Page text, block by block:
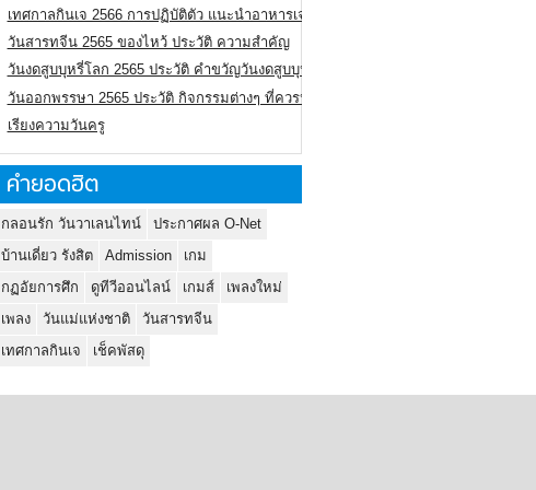
เทศกาลกินเจ 2566 การปฏิบัติตัว แนะนำอาหารเจ
วันสารทจีน 2565 ของไหว้ ประวัติ ความสำคัญ
วันงดสูบบุหรี่โลก 2565 ประวัติ คำขวัญวันงดสูบบุหรี่โลก
วันออกพรรษา 2565 ประวัติ กิจกรรมต่างๆ ที่ควรปฏิบัติ
เรียงความวันครู
คำยอดฮิต
กลอนรัก วันวาเลนไทน์
ประกาศผล O-Net
บ้านเดี่ยว รังสิต
Admission
เกม
กฏอัยการศึก
ดูทีวีออนไลน์ เกมส์
เพลงใหม่
เพลง
วันแม่แห่งชาติ
วันสารทจีน
เทศกาลกินเจ
เช็คพัสดุ